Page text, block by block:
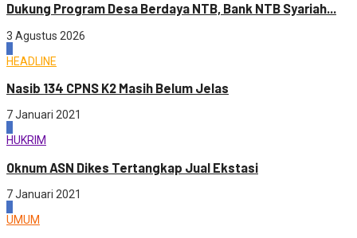
Dukung Program Desa Berdaya NTB, Bank NTB Syariah...
3 Agustus 2026
HEADLINE
Nasib 134 CPNS K2 Masih Belum Jelas
7 Januari 2021
HUKRIM
Oknum ASN Dikes Tertangkap Jual Ekstasi
7 Januari 2021
UMUM